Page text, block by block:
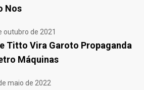
Nos
outubro de 2021
Titto Vira Garoto Propaganda
Máquinas
maio de 2022